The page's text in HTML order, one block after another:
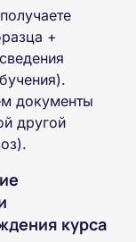
+
документы
другой
курса